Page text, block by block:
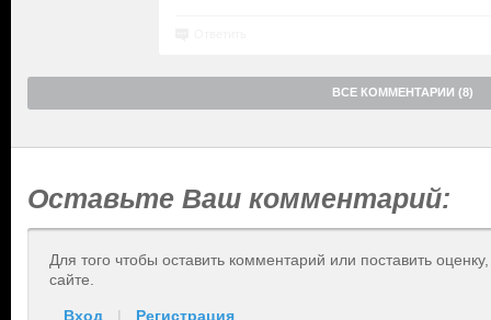
ВСЕ КОММЕНТАРИИ (8)
Оставьте Ваш комментарий:
Для того чтобы оставить комментарий или поставить
сайте.
Вход | Регистрация